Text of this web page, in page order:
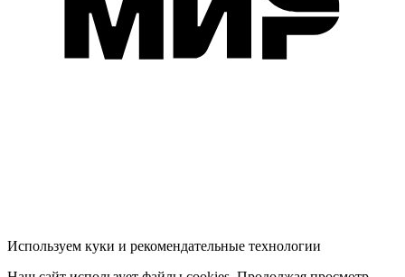
Используем куки и рекомендательные технологии